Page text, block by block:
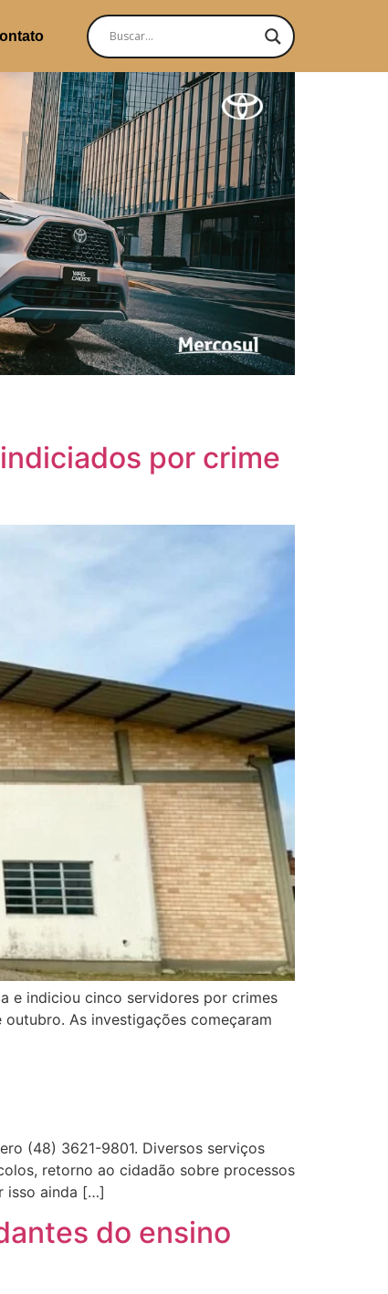
por crime
e indiciou cinco servidores por crimes
As investigações começaram
(48) 3621-9801. Diversos serviços
retorno ao cidadão sobre processos
isso ainda […]
do ensino